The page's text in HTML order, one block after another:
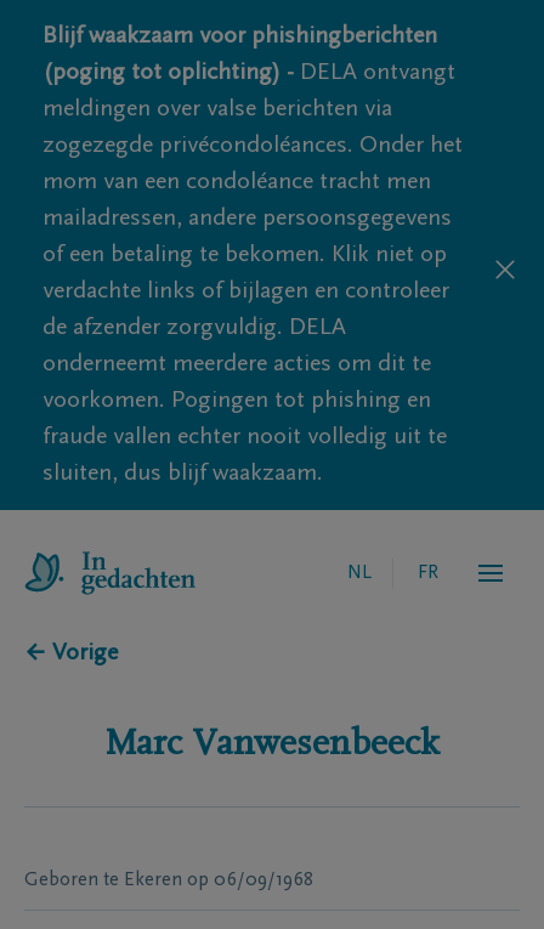
Blijf waakzaam voor phishingberichten
(poging tot oplichting) - DELA ontvangt
meldingen over valse berichten via
zogezegde privécondoléances. Onder het
mom van een condoléance tracht men
mailadressen, andere persoonsgegevens
of een betaling te bekomen. Klik niet op
verdachte links of bijlagen en controleer
de afzender zorgvuldig. DELA
onderneemt meerdere acties om dit te
voorkomen. Pogingen tot phishing en
fraude vallen echter nooit volledig uit te
sluiten, dus blijf waakzaam.
NL FR
← Vorige
Marc Vanwesenbeeck
Geboren te Ekeren op 06/09/1968